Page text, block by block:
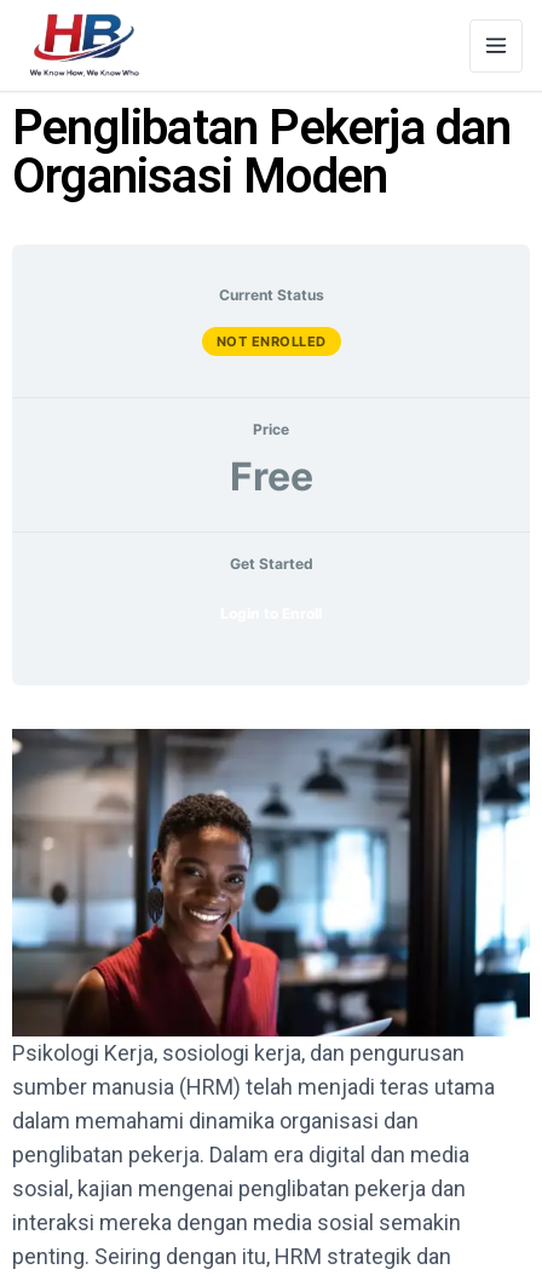
Penglibatan Pekerja dan
Organisasi Moden
Current Status
NOT ENROLLED
Price
Free
Get Started
Psikologi Kerja, sosiologi kerja, dan pengurusan
sumber manusia (HRM) telah menjadi teras utama
dalam memahami dinamika organisasi dan
penglibatan pekerja. Dalam era digital dan media
sosial, kajian mengenai penglibatan pekerja dan
interaksi mereka dengan media sosial semakin
penting. Seiring dengan itu, HRM strategik dan